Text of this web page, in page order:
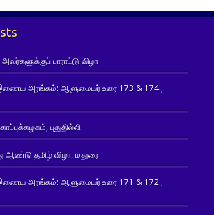
பாராட்டு விழா
இணைய அரங்கம்: ஆளுமையர் உரை 173 & 174 ;
புதுதில்லி
ஆண்டு தமிழ் விழா, மதுரை
இணைய அரங்கம்: ஆளுமையர் உரை 171 & 172 ;